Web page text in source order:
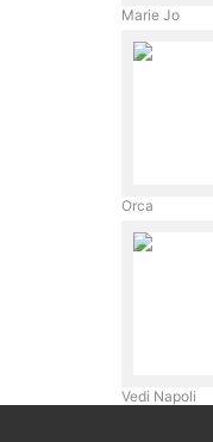
Marie Jo
Orca
Vedi Napoli